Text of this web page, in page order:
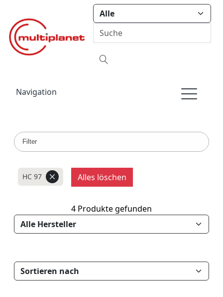
Navigation
Filter
HC 97 Alles löschen
4 Produkte gefunden